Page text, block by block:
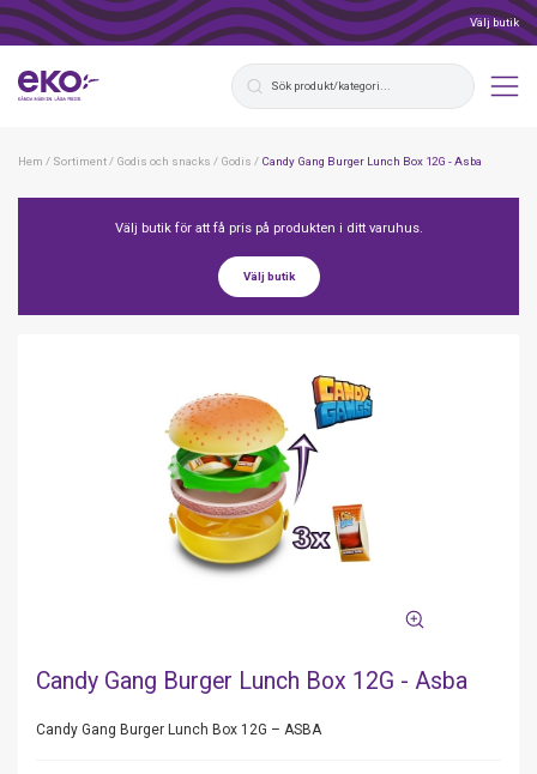
Välj butik
Hem / Sortiment/ Godis och snacks / Godis / Candy Gang Burger Lunch Box 12G - Asba
Välj butik för att få pris på produkten i ditt varuhus.
Välj butik
Candy Gang Burger Lunch Box 12G - Asba
Candy Gang Burger Lunch Box 12G – ASBA